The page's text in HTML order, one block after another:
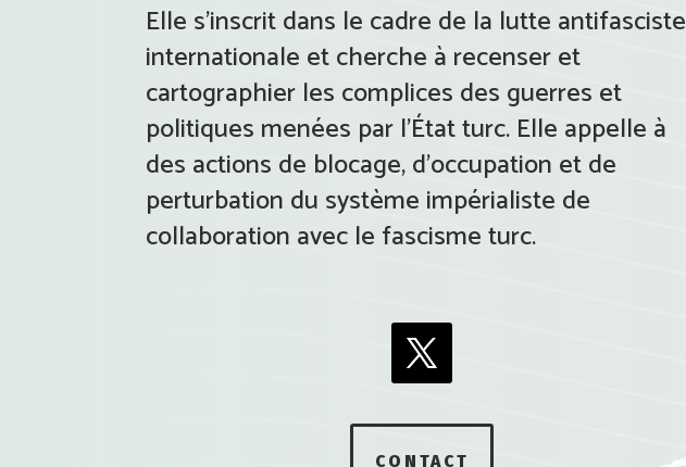
Elle s’inscrit dans le cadre de la lutte antifasciste
internationale et cherche à recenser et
cartographier les complices des guerres et
politiques menées par l’État turc. Elle appelle à
des actions de blocage, d’occupation et de
perturbation du système impérialiste de
collaboration avec le fascisme turc.
CONTACT